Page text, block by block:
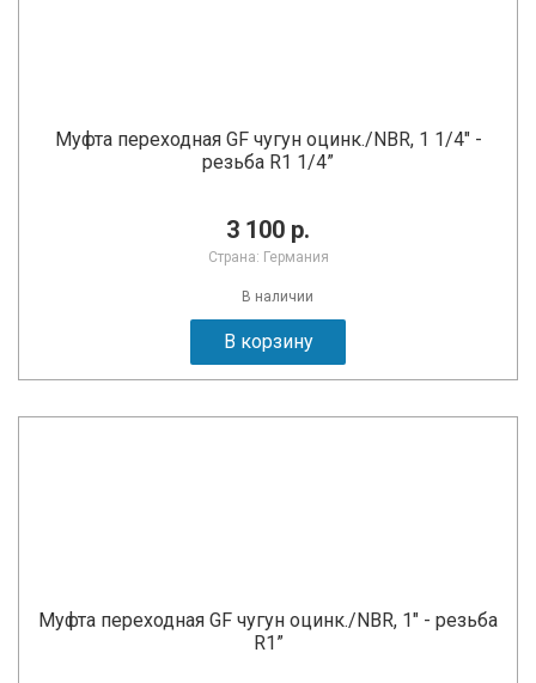
Муфта переходная GF чугун оцинк./NBR, 1 1/4" -
резьба R1 1/4”
3 100 р.
Страна: Германия
В наличии
В корзину
Муфта переходная GF чугун оцинк./NBR, 1" - резьба
R1”